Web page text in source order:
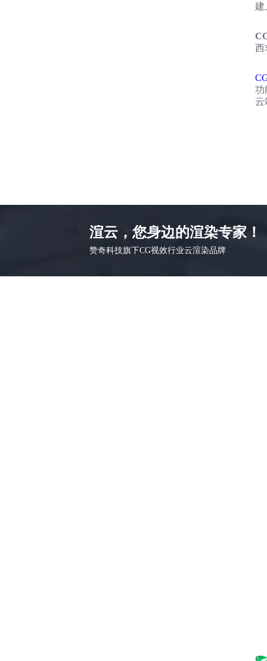
建
西
功
云
渲云，您身边的渲染专家！
赞奇科技旗下CG视效行业云渲染品牌